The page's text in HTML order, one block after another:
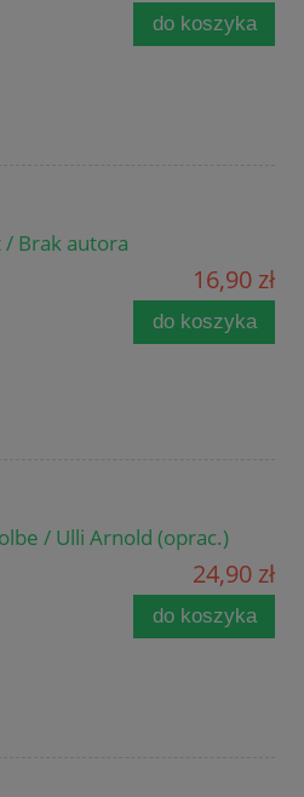
do koszyka
Brak autora
16,90 zł
do koszyka
/ Ulli Arnold (oprac.)
24,90 zł
do koszyka